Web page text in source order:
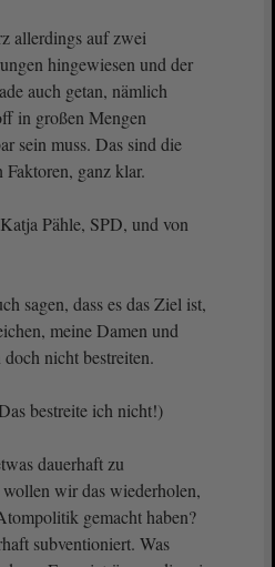
allerdings auf zwei
hingewiesen und der
auch getan, nämlich
in großen Mengen
sein muss. Das sind die
Faktoren, ganz klar.
Pähle, SPD, und von
sagen, dass es das Ziel ist,
meine Damen und
nicht bestreiten.
bestreite ich nicht!)
dauerhaft zu
wir das wiederholen,
gemacht haben?
subventioniert. Was